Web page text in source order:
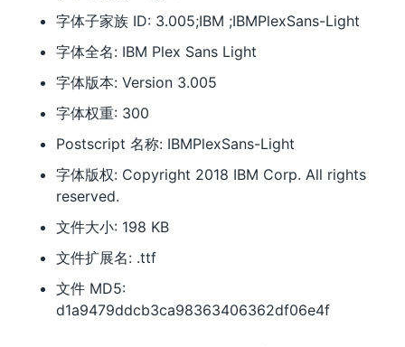
字体子家族 ID: 3.005;IBM ;IBMPlexSans-Light
字体全名: IBM Plex Sans Light
字体版本: Version 3.005
字体权重: 300
Postscript 名称: IBMPlexSans-Light
字体版权: Copyright 2018 IBM Corp. All rights
reserved.
文件大小: 198 KB
文件扩展名: .ttf
文件 MD5:
d1a9479ddcb3ca98363406362df06e4f